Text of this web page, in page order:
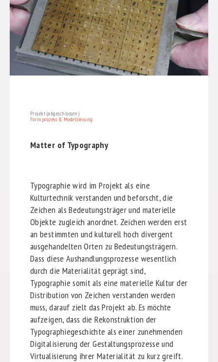
Projekt (abgeschlossen)
Formprozess & Modellierung
Matter of Typography
Typographie wird im Projekt als eine
Kulturtechnik verstanden und beforscht, die
Zeichen als Bedeutungsträger und materielle
Objekte zugleich anordnet. Zeichen werden erst
an bestimmten und kulturell hoch divergent
ausgehandelten Orten zu Bedeutungsträgern.
Dass diese Aushandlungsprozesse wesentlich
durch die Materialität geprägt sind,
Typographie somit als eine materielle Kultur der
Distribution von Zeichen verstanden werden
muss, darauf zielt das Projekt ab. Es möchte
aufzeigen, dass die Rekonstruktion der
Typographiegeschichte als einer zunehmenden
Digitalisierung der Gestaltungsprozesse und
Virtualisierung ihrer Materialität zu kurz greift.